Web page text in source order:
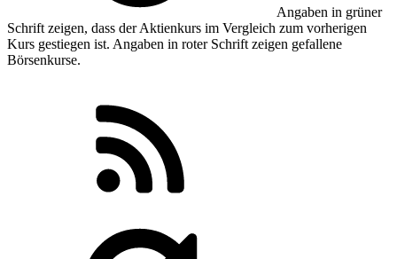
Angaben in grüner
Schrift zeigen, dass der Aktienkurs im Vergleich zum vorherigen
Kurs gestiegen ist. Angaben in roterSchrift zeigen gefallene
Börsenkurse.